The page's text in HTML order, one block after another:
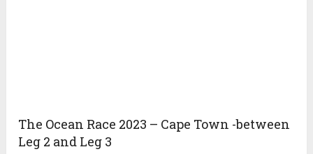
The Ocean Race 2023 – Cape Town -between
Leg 2 and Leg 3